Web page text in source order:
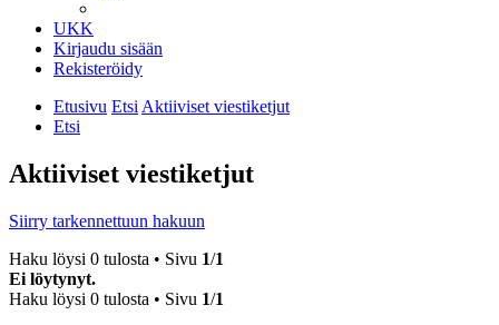
UKK
Kirjaudu sisään
Rekisteröidy
Etusivu EtsiAktiiviset viestiketjut
Etsi
Aktiiviset viestiketjut
Siirry tarkennettuun hakuun
Haku löysi 0 tulosta • Sivu 1/1
Ei löytynyt.
Haku löysi 0 tulosta • Sivu 1/1